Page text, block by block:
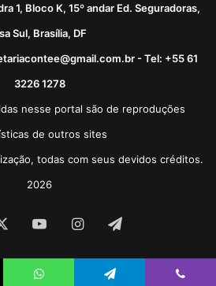
1, Bloco K, 15º andar Ed. Seguradoras,
Sul, Brasília, DF
- Tel: +55 61
3226 1278
nesse portal são de reproduções
de outros sites
todas com seus devidos créditos.
2026
YouTubeInstagram